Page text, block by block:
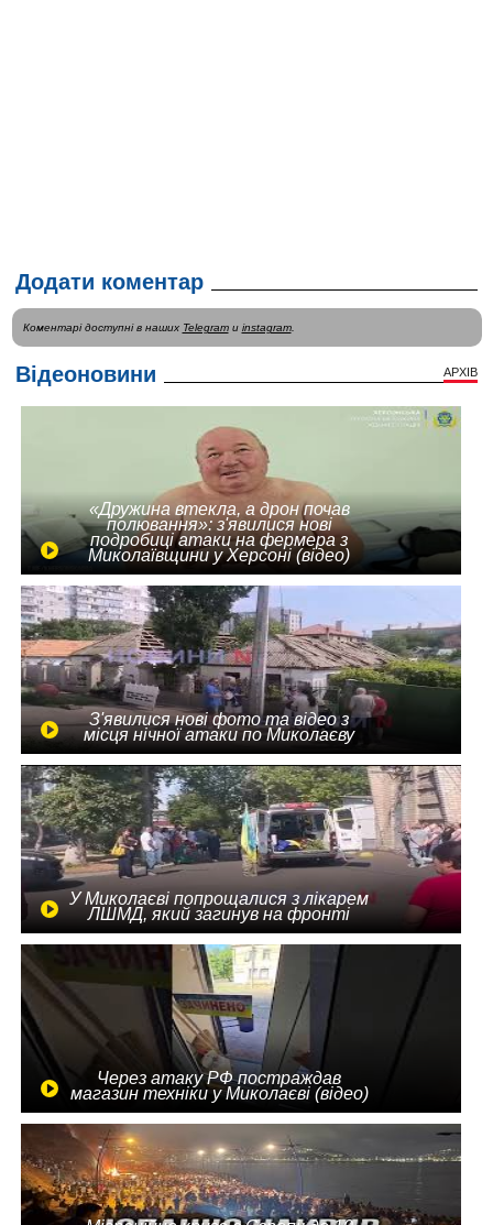
Додати коментар
Коментарі доступні в наших Telegramи instagram.
Відеоновини АРХІВ
«Дружина втекла, а дрон почав
полювання»: з'явилися нові
подробиці атаки на фермера з
Миколаївщини у Херсоні (відео)
З'явилися нові фото та відео з
місця нічної атаки по Миколаєву
У Миколаєві попрощалися з лікарем
ЛШМД, який загинув на фронті
Через атаку РФ постраждав
магазин техніки у Миколаєві (відео)